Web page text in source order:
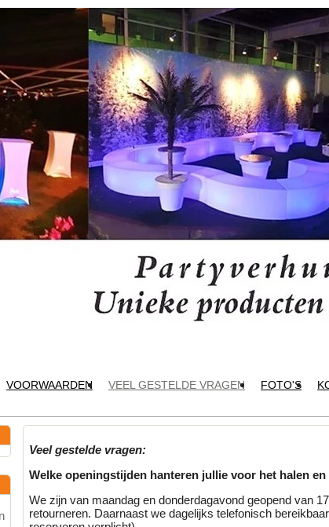
VOORWAARDEN VEEL GESTELDE VRAGEN FOTO'S
Veel gestelde vragen:
Welke openingstijden hanteren jullie voor het halen
We zijn van maandag en donderdagavond geopend van
retourneren. Daarnaast we dagelijks telefonisch